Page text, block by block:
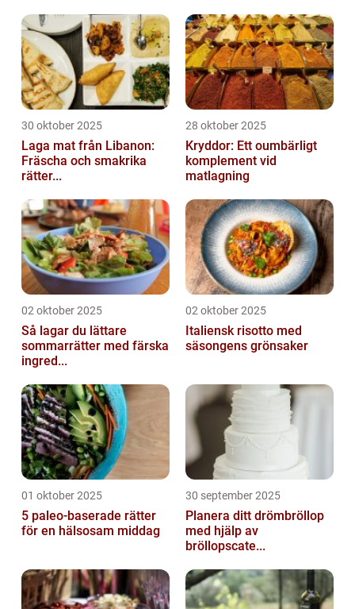
30 oktober 2025
Laga mat från Libanon:
Fräscha och smakrika
rätter...
28 oktober 2025
Kryddor: Ett oumbärligt
komplement vid
matlagning
02 oktober 2025
Så lagar du lättare
sommarrätter med färska
ingred...
02 oktober 2025
Italiensk risotto med
säsongens grönsaker
01 oktober 2025
5 paleo-baserade rätter
för en hälsosam middag
30 september 2025
Planera ditt drömbröllop
med hjälp av
bröllopscate...